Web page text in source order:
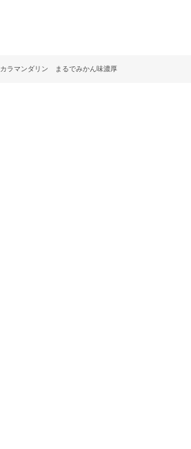
カラマンダリン まるでみかん味濃厚